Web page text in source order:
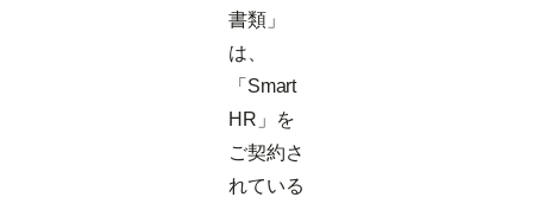
書類」
は、
「Smart
HR」を
ご契約さ
れている